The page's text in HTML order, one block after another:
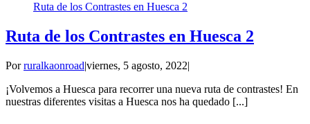
Ruta de los Contrastes en Huesca 2
Ruta de los Contrastes en Huesca 2
Porruralkaonroad|viernes, 5 agosto, 2022|
¡Volvemos a Huesca para recorrer una nueva ruta de contrastes! En
nuestras diferentes visitas a Huesca nos ha quedado [...]